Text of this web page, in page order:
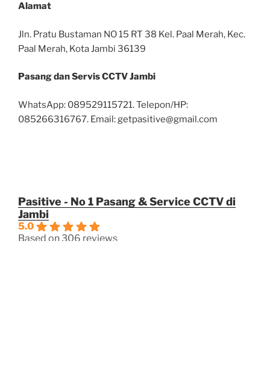
Alamat
Jln. Pratu Bustaman NO 15 RT 38 Kel. Paal Merah, Kec.
Paal Merah, Kota Jambi 36139
Pasang dan Servis CCTV Jambi
WhatsApp: 089529115721. Telepon/HP:
085266316767. Email: getpasitive@gmail.com
Pasitive - No 1 Pasang & Service CCTV di
Jambi
5.0
Based on 306 reviews